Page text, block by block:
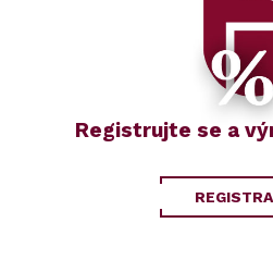
Registrujte se a